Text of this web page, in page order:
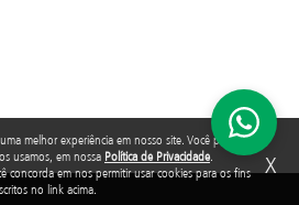
melhor experiência em nosso site. Você pode
usamos, em nossa Política de Privacidade.
concorda em nos permitir usar cookies para os fins
no link acima.
X